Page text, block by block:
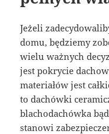
Jeżeli
domu, będziemy
wielu ważnych
jest pokrycie
materiałów jest
to dachówki
blachodachówka
stanowi